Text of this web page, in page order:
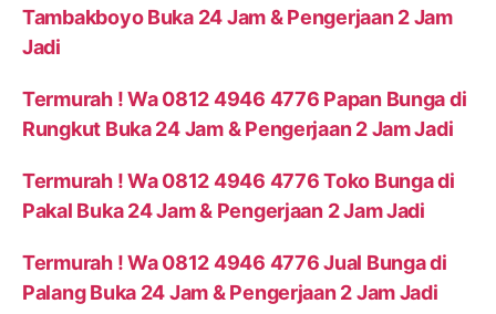
Tambakboyo Buka 24 Jam & Pengerjaan 2 Jam
Jadi
Termurah ! Wa 0812 4946 4776 Papan Bunga di
Rungkut Buka 24 Jam & Pengerjaan 2 Jam Jadi
Termurah ! Wa 0812 4946 4776 Toko Bunga di
Pakal Buka 24 Jam & Pengerjaan 2 Jam Jadi
Termurah ! Wa 0812 4946 4776 Jual Bunga di
Palang Buka 24 Jam & Pengerjaan 2 Jam Jadi